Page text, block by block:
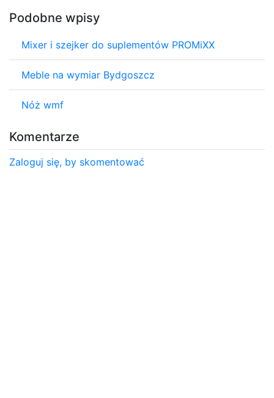
Podobne wpisy
Mixer i szejker do suplementów PROMiXX
Meble na wymiar Bydgoszcz
Nóż wmf
Komentarze
Zaloguj się, by skomentować